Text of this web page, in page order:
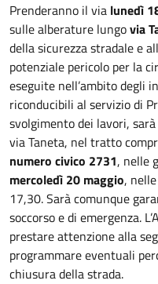
Prenderanno il via lunedì
sulle alberature lungovia
della sicurezza stradale e
potenziale pericolo per la
eseguite nell’ambito degli
riconducibili al servizio di
svolgimento dei lavori,
via Taneta, nel tratto
numero civico 2731, nelle
mercoledì 20 maggio,
17,30. Sarà comunque
soccorso e di emergenza.
prestare attenzione alla
programmare eventuali
chiusura della strada.